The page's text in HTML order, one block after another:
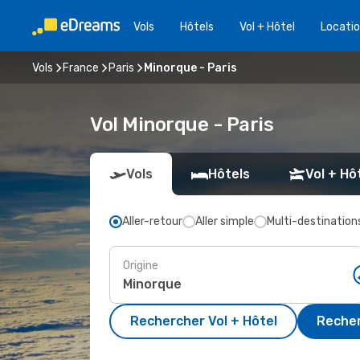
Vols Hôtels Vol + Hôtel
Vols France Paris Minorque - Paris
Vol Minorque - Paris
Vols Hôtels Vol +
Aller-retour Aller simple Multi-
Origine
Rechercher Vol + Hôtel